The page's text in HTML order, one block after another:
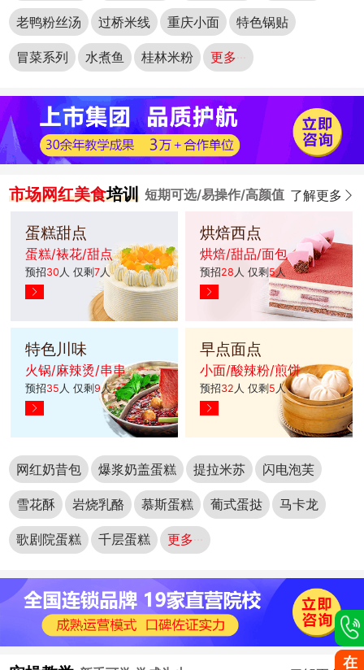
老鸭粉丝汤 过桥米线 重庆小面 特色锅贴
冒菜系列 水煮鱼 桂林米粉 更多···
市场网红美食培训 短期可选/易操作/高颜值 了解更多
蛋糕甜点
蛋糕/裱花/甜点
预招30 人 仅剩7人
烘焙西点
烘焙/甜品/面包
预招28 人 仅剩 5人
特色川味
火锅/麻辣烫/串串
预招35 人 仅剩9人
早点面点
小面/酸辣粉/煎饼
预招32 人 仅剩 5 人
网红奶昔包 爆浆奶盖蛋糕 提拉米苏 闪电泡芙
雪花酥 岩烧乳酪 慕斯蛋糕 葡式蛋挞 马卡龙
歌剧院蛋糕 千层蛋糕 更多···
在